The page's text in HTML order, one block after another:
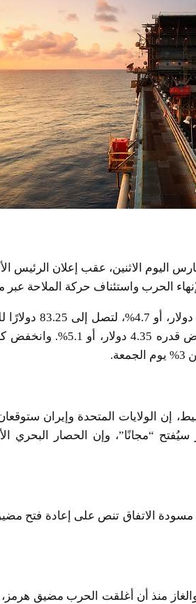
اليوم الاثنين، عقب إعلان الرئيس
الحرب واستئناف حركة الملاحة
وتراجعت العقود
تكساس الوسيط الأمريكي 80.53
إن الولايات المتحدة وإيران
“مجانًا”، وإن الحصار البحري
والغاز منذ أن أغلقت الحرب مضيق